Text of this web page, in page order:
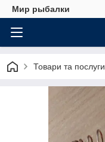
Мир рыбалки
Товари та послуги